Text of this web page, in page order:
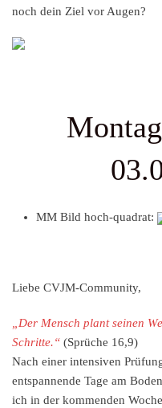
noch dein Ziel vor Augen?
MM Bild hoch-quadrat:
Liebe CVJM-Community,
„Der Mensch plant seinen
Schritte.“ (Sprüche 16,9)
Nach einer intensiven
entspannende Tage am
ich in der kommenden